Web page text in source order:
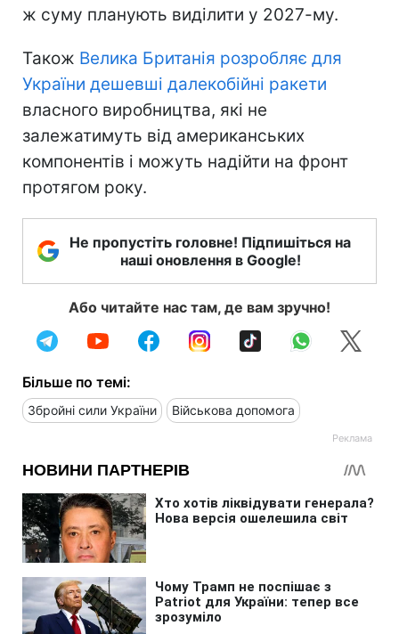
ж суму планують виділити у 2027-му.
Також Велика Британія розробляє для
України дешевші далекобійні ракети
власного виробництва, які не
залежатимуть від американських
компонентів і можуть надійти на фронт
протягом року.
Не пропустіть головне! Підпишіться на
наші оновлення в Google!
Або читайте нас там, де вам зручно!
Більше по темі:
Збройні сили України Військова допомога